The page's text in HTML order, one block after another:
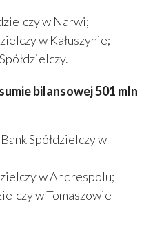
w Narwi;
w Kałuszynie;
bilansowej 501 mln
Spółdzielczy w
w Andrespolu;
w Tomaszowie